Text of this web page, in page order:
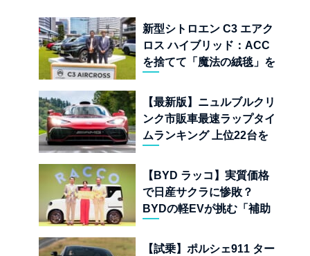
新型シトロエン C3 エアク
ロス ハイブリッド：ACC
を捨てて「魔法の絨毯」を
児
【最新版】ニュルブルクリ
ンク市販車最速ラップタイ
ムランキング 上位22台を
【BYD ラッコ】実質価格
で日産サクラに惨敗？
BYDの軽EVが挑む「補助
界
【試乗】ポルシェ911 ター